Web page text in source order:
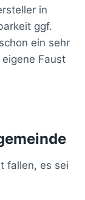
in
ggf.
ein sehr
Faust
fallen, es sei